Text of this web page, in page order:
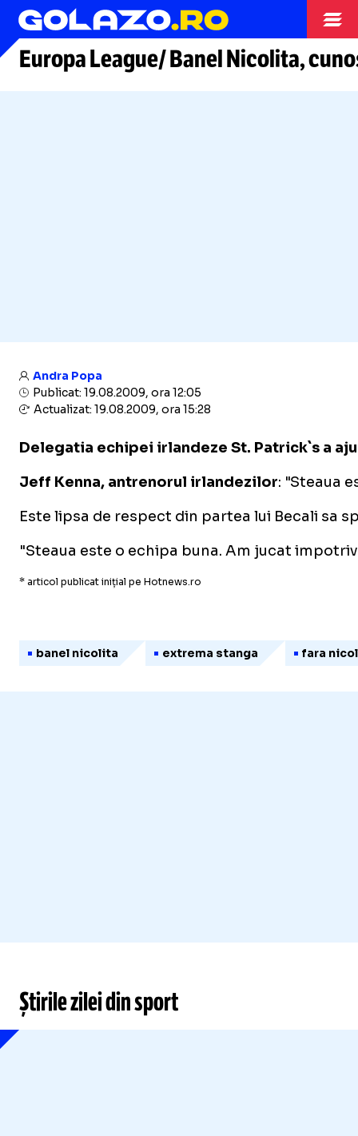
Arhiva fotbal
Europa League/ Banel Nicolita,
Andra Popa
Publicat: 19.08.2009, ora 12:05
Actualizat: 19.08.2009, ora 15:28
Delegatia echipei irlandeze St. Patrick`s a
Jeff Kenna, antrenorul irlandezilor: "Steaua
Este lipsa de respect din partea lui Becali sa
"Steaua este o echipa buna. Am jucat
* articol publicat inițial pe Hotnews.ro
banel nicolita extrema stanga fara
Știrile zilei din sport